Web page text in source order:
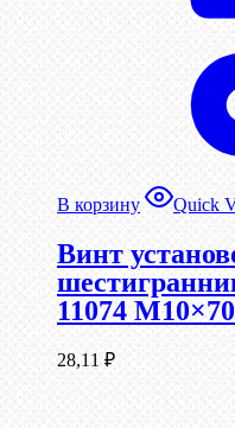
В корзину Quick
Винт
11074 М10×70
28,11 ₽